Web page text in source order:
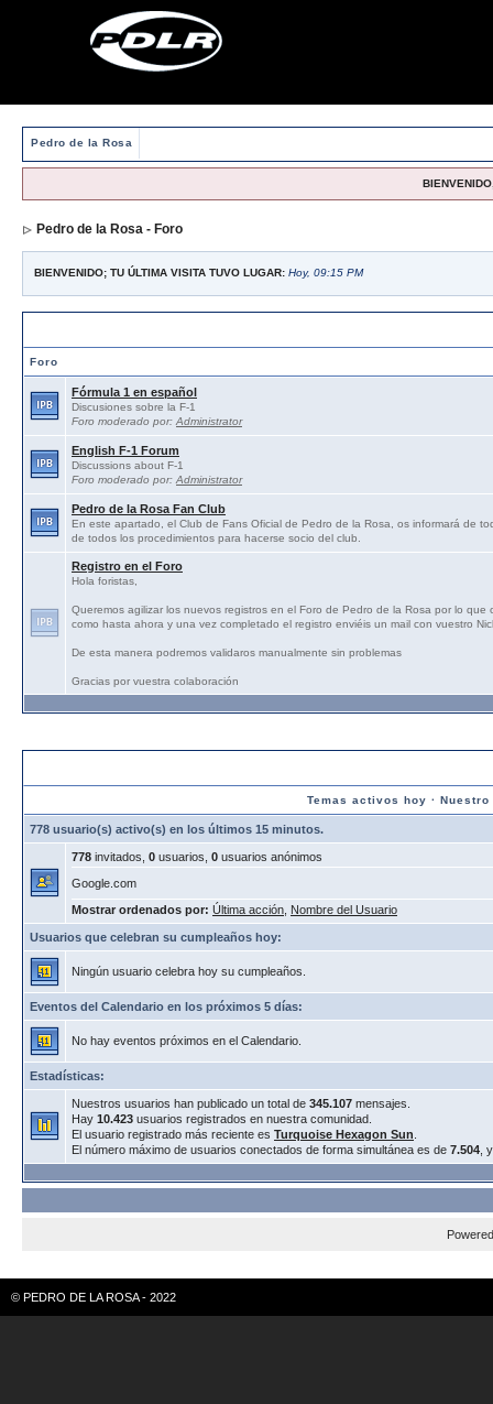
Pedro de la Rosa
Pedro de la Rosa - Foro
BIENVENIDO; TU ÚLTIMA VISITA TUVO LUGAR: Hoy, 09:15 PM
Foro
Fórmula 1 en español
Discusiones sobre la F-1
Foro moderado por: Administrator
English F-1 Forum
Discussions about F-1
Foro moderado por: Administrator
Pedro de la Rosa Fan Club
En este apartado, el Club de Fans Oficial de Pedro de la Rosa, os informará de
de todos los procedimientos para hacerse socio del club.
Registro en el Foro
Hola foristas,
Queremos agilizar los nuevos registros en el Foro de Pedro de la Rosa por lo
como hasta ahora y una vez completado el registro enviéis un mail con vuestro
De esta manera podremos validaros manualmente sin problemas
Gracias por vuestra colaboración
Temas activos hoy · Nuestro
778 usuario(s) activo(s) en los últimos 15 minutos.
778 invitados, 0 usuarios, 0 usuarios anónimos
Google.com
Mostrar ordenados por: Última acción Nombre del Usuario
Usuarios que celebran su cumpleaños hoy:
Ningún usuario celebra hoy su cumpleaños.
Eventos del Calendario en los próximos 5 días:
No hay eventos próximos en el Calendario.
Estadísticas:
Nuestros usuarios han publicado un total de 345.107 mensajes.
Hay 10.423 usuarios registrados en nuestra comunidad.
El usuario registrado más reciente es Turquoise Hexagon Sun
El número máximo de usuarios conectados de forma simultánea es de 7.504 ,
© PEDRO DE LA ROSA - 2022